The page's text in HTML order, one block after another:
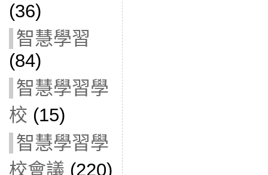
(36)
智慧學習
(84)
智慧學習學
校 (15)
智慧學習學
校會議 (220)